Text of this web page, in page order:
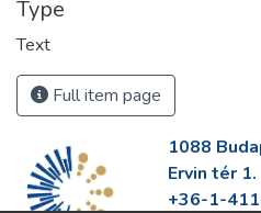
Type
Text
Full item page
1088
Ervin tér 1.
+36-1-